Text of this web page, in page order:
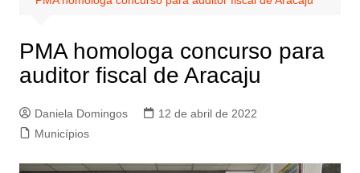
PMA homologa concurso para
auditor fiscal de Aracaju
Daniela Domingos
12 de abril de 2022
Municípios